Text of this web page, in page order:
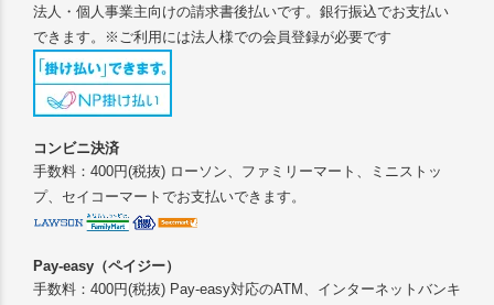
法人・個人事業主向けの請求書後払いです。銀行振込でお支払い
できます。※ご利用には法人様での会員登録が必要です
コンビニ決済
手数料：400円(税抜) ローソン、ファミリーマート、ミニストッ
プ、セイコーマートでお支払いできます。
Pay-easy（ペイジー）
手数料：400円(税抜) Pay-easy対応のATM、インターネットバンキ